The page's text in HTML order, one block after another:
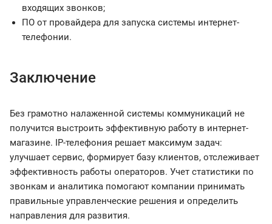
входящих звонков;
ПО от провайдера для запуска системы интернет-
телефонии.
Заключение
Без грамотно налаженной системы коммуникаций не
получится выстроить эффективную работу в интернет-
магазине. IP-телефония решает максимум задач:
улучшает сервис, формирует базу клиентов, отслеживает
эффективность работы операторов. Учет статистики по
звонкам и аналитика помогают компании принимать
правильные управленческие решения и определить
направления для развития.